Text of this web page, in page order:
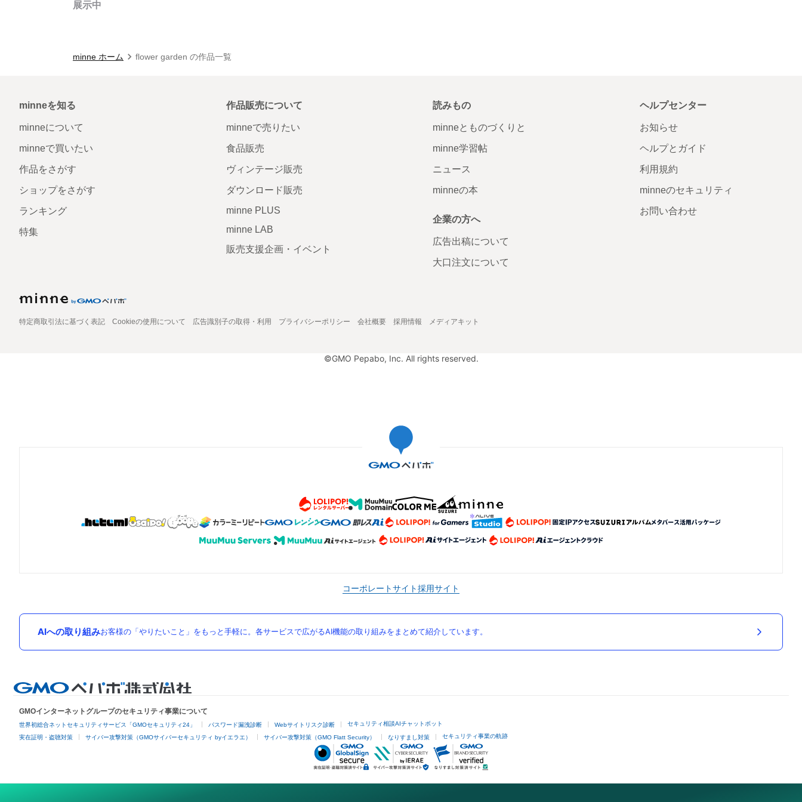
展示中
minne ホーム flower garden の作品一覧
minneを知る
minneについて
minneで買いたい
作品をさがす
ショップをさがす
ランキング
特集
作品販売について
minneで売りたい
食品販売
ヴィンテージ販売
ダウンロード販売
minne PLUS
minne LAB
販売支援企画・イベント
読みもの
minneとものづくりと
minne学習帖
ニュース
minneの本
企業の方へ
広告出稿について
大口注文について
ヘルプセンター
お知らせ
ヘルプとガイド
利用規約
minneのセキュリティ
お問い合わせ
特定商取引法に基づく表記 Cookieの使用について 広告識別子の取得・利用 プライバシーポリシー 会社概要 採用情報 メディアキット
©GMO Pepabo, Inc. All rights reserved.
コーポレートサイト採用サイト
AIへの取り組みお客様の「やりたいこと」をもっと手軽に。各サービスで広がるAI機能の取り組みをまとめて紹介しています。
GMOインターネットグループのセキュリティ事業について
世界初総合ネットセキュリティサービス「GMOセキュリティ24」 パスワード漏洩診断 Webサイトリスク診断 セキュリティ相談AIチャットボット
実在証明・盗聴対策 サイバー攻撃対策（GMOサイバーセキュリティ byイエラエ） サイバー攻撃対策（GMO Flatt Security） なりすまし対策 セキュリティ事業の軌跡